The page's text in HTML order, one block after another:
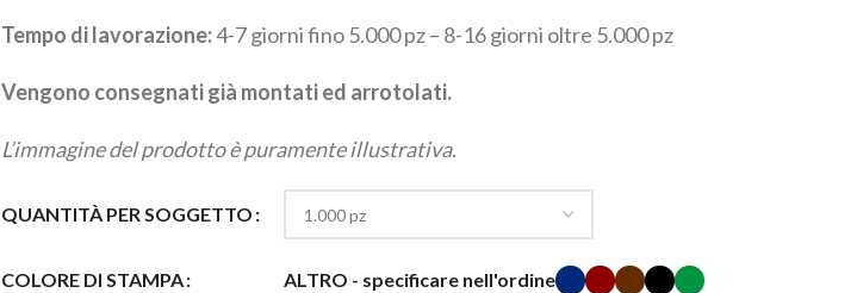
Tempo di lavorazione:4-7 giorni fino 5.000 pz – 8-16 giorni oltre 5.000 pz
Vengono consegnati già montati ed arrotolati.
L’immagine del prodotto è puramente illustrativa.
QUANTITÀ PER SOGGETTO
COLORE DI STAMPA ALTRO - specificare nell'ordine